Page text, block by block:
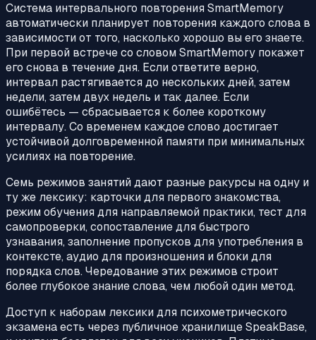
Система интервального повторения SmartMemory
автоматически планирует повторения каждого слова в
зависимости от того, насколько хорошо вы его знаете.
При первой встрече со словом SmartMemory покажет
его снова в течение дня. Если ответите верно,
интервал растягивается до нескольких дней, затем
недели, затем двух недель и так далее. Если
ошибётесь — сбрасывается к более короткому
интервалу. Со временем каждое слово достигает
устойчивой долговременной памяти при минимальных
усилиях на повторение.
Семь режимов занятий дают разные ракурсы на одну и
ту же лексику: карточки для первого знакомства,
режим обучения для направляемой практики, тест для
самопроверки, сопоставление для быстрого
узнавания, заполнение пропусков для употребления в
контексте, аудио для произношения и блоки для
порядка слов. Чередование этих режимов строит
более глубокое знание слова, чем любой один метод.
Доступ к наборам лексики для психометрического
экзамена есть через публичное хранилище SpeakBase,